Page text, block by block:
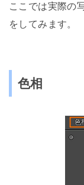
ここでは実際の
をしてみます。
色相